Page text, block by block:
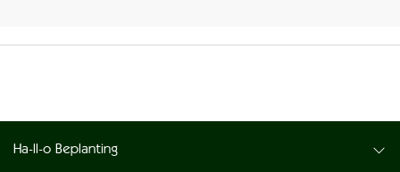
Ha-ll-o Beplanting